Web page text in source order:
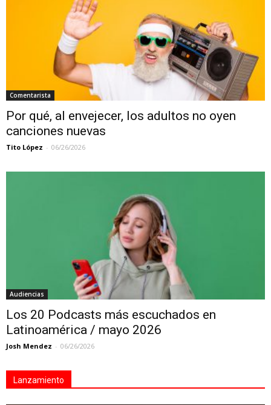
Comentarista
Por qué, al envejecer, los adultos no oyen
canciones nuevas
Tito López - 06/26/2026
Audiencias
Los 20 Podcasts más escuchados en
Latinoamérica / mayo 2026
Josh Mendez - 06/26/2026
Lanzamiento